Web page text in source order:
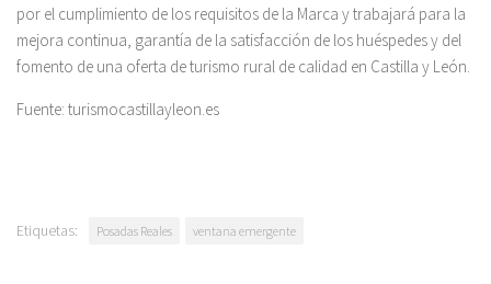
por el cumplimiento de los requisitos de la Marca y trabajará para la
mejora continua, garantía de la satisfacción de los huéspedes y del
fomento de una oferta de turismo rural de calidad en Castilla y León.
Fuente: turismocastillayleon.es
Etiquetas: Posadas Reales ventana emergente